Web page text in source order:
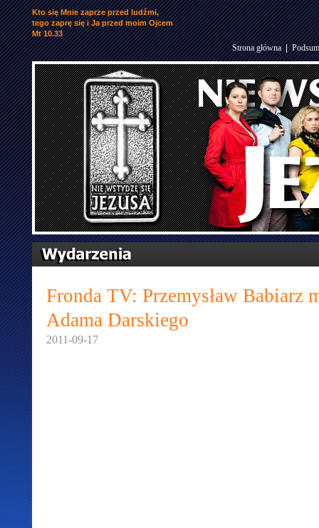
Kto się Mnie zaprze przed ludźmi,
tego zaprę się i Ja przed moim Ojcem
Mt 10.33
Strona główna|
Fronda TV: Przemysław Babiarz
Adama Darskiego
2011-09-17